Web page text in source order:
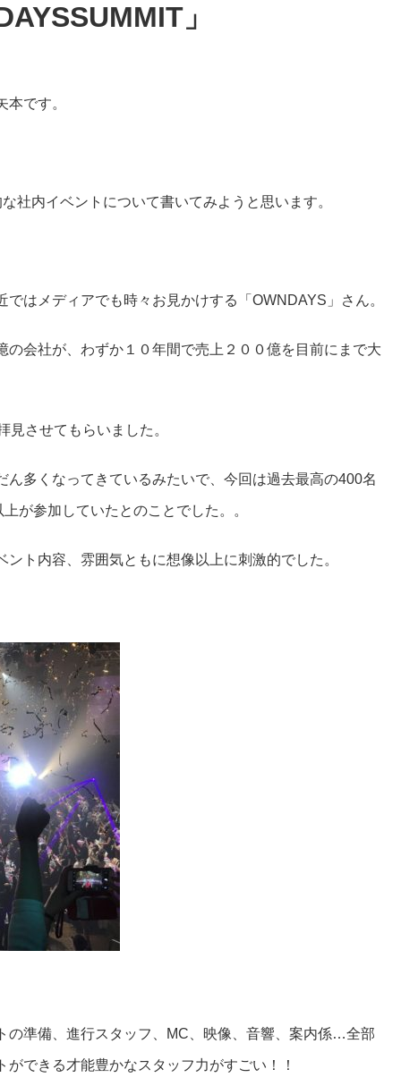
」
です。
社内イベントについて書いてみようと思います。
はメディアでも時々お見かけする「OWNDAYS」さん。
会社が、わずか１０年間で売上２００億を目前にまで大
させてもらいました。
多くなってきているみたいで、今回は過去最高の400名
が参加していたとのことでした。。
ト内容、雰囲気ともに想像以上に刺激的でした。
の準備、進行スタッフ、MC、映像、音響、案内係…全部
できる才能豊かなスタッフ力がすごい！！